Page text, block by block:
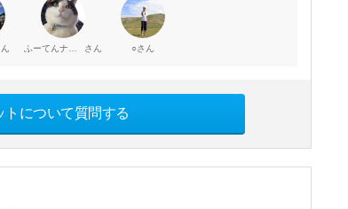
ふーてんナッツ さん ○さん
トについて質問する